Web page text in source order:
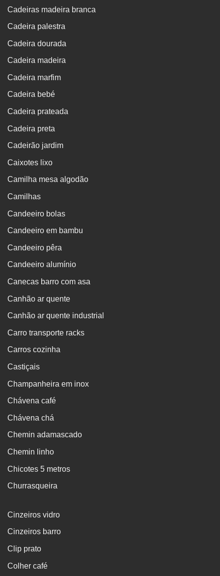
Cadeiras madeira branca
Cadeira palestra
Cadeira dourada
Cadeira madeira
Cadeira marfim
Cadeira bebé
Cadeira prateada
Cadeira preta
Cadeirão jardim
Caixotes lixo
Camilha mesa algodão
Camilhas
Candeeiro bolas
Candeeiro em bambu
Candeeiro pêra
Candeeiro alumínio
Canecas barro com asa
Canhão ar quente
Canhão ar quente industrial
Carro transporte racks
Carros cozinha
Castiçais
Champanheira em inox
Chávena café
Chávena chá
Chemin adamascado
Chemin linho
Chicotes 5 metros
Churrasqueira
Cinzeiros vidro
Cinzeiros barro
Clip prato
Colher café